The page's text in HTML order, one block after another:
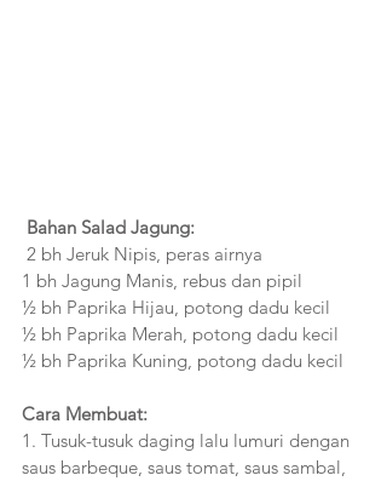
Bahan Salad Jagung:
2 bh Jeruk Nipis, peras airnya
1 bh Jagung Manis, rebus dan pipil
½ bh Paprika Hijau, potong dadu kecil
½ bh Paprika Merah, potong dadu kecil
½ bh Paprika Kuning, potong dadu kecil
Cara Membuat:
1. Tusuk-tusuk daging lalu lumuri dengan
saus barbeque, saus tomat, saus sambal,